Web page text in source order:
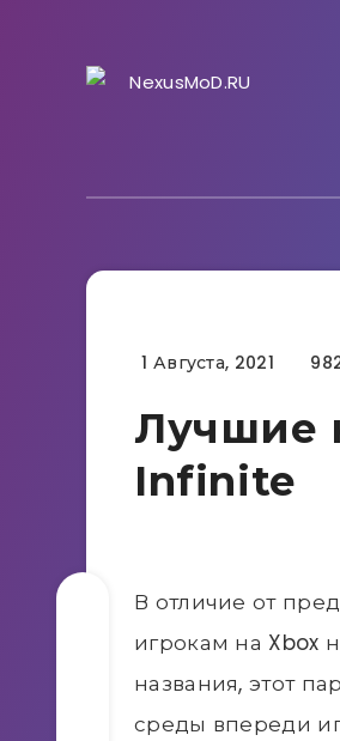
Гайды
1 Августа, 2021
Лучшие
Infinite
В отличие от
игрокам на Xbox
названия, этот
среды впереди